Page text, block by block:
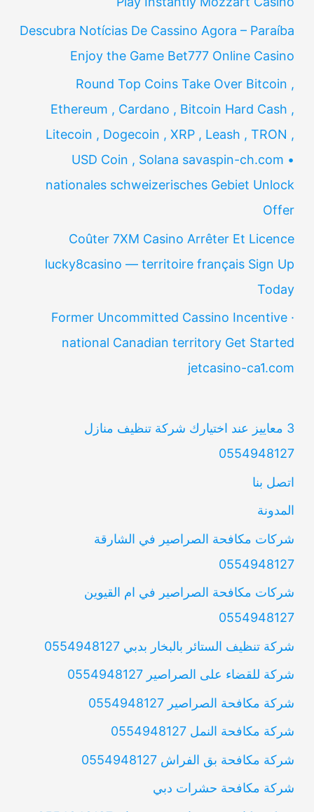
Descubra Notícias De Cassino Agora – Paraíba
Enjoy the Game Bet777 Online Casino
Round Top Coins Take Over Bitcoin ,
Ethereum , Cardano , Bitcoin Hard Cash ,
Litecoin , Dogecoin , XRP , Leash , TRON ,
USD Coin , Solana savaspin-ch.com •
nationales schweizerisches Gebiet Unlock
Offer
Coûter 7XM Casino Arrêter Et Licence
lucky8casino — territoire français Sign Up
Today
Former Uncommitted Cassino Incentive ·
national Canadian territory Get Started
jetcasino-ca1.com
3 معاييز عند اختيارك شركة تنظيف منازل
0554948127
اتصل بنا
المدونة
شركات مكافحة الصراصير في الشارقة
0554948127
شركات مكافحة الصراصير في ام القيوين
0554948127
شركة تنظيف الستائر بالبخار بدبي 0554948127
شركة للقضاء على الصراصير 0554948127
شركة مكافحة الصراصير 0554948127
شركة مكافحة النمل 0554948127
شركة مكافحة بق الفراش 0554948127
شركة مكافحة حشرات دبي